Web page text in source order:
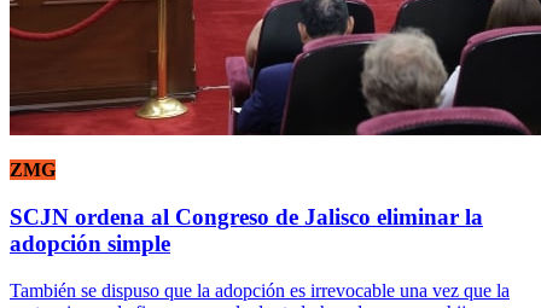
ZMG
SCJN ordena al Congreso de Jalisco eliminar la
adopción simple
También se dispuso que la adopción es irrevocable una vez que la